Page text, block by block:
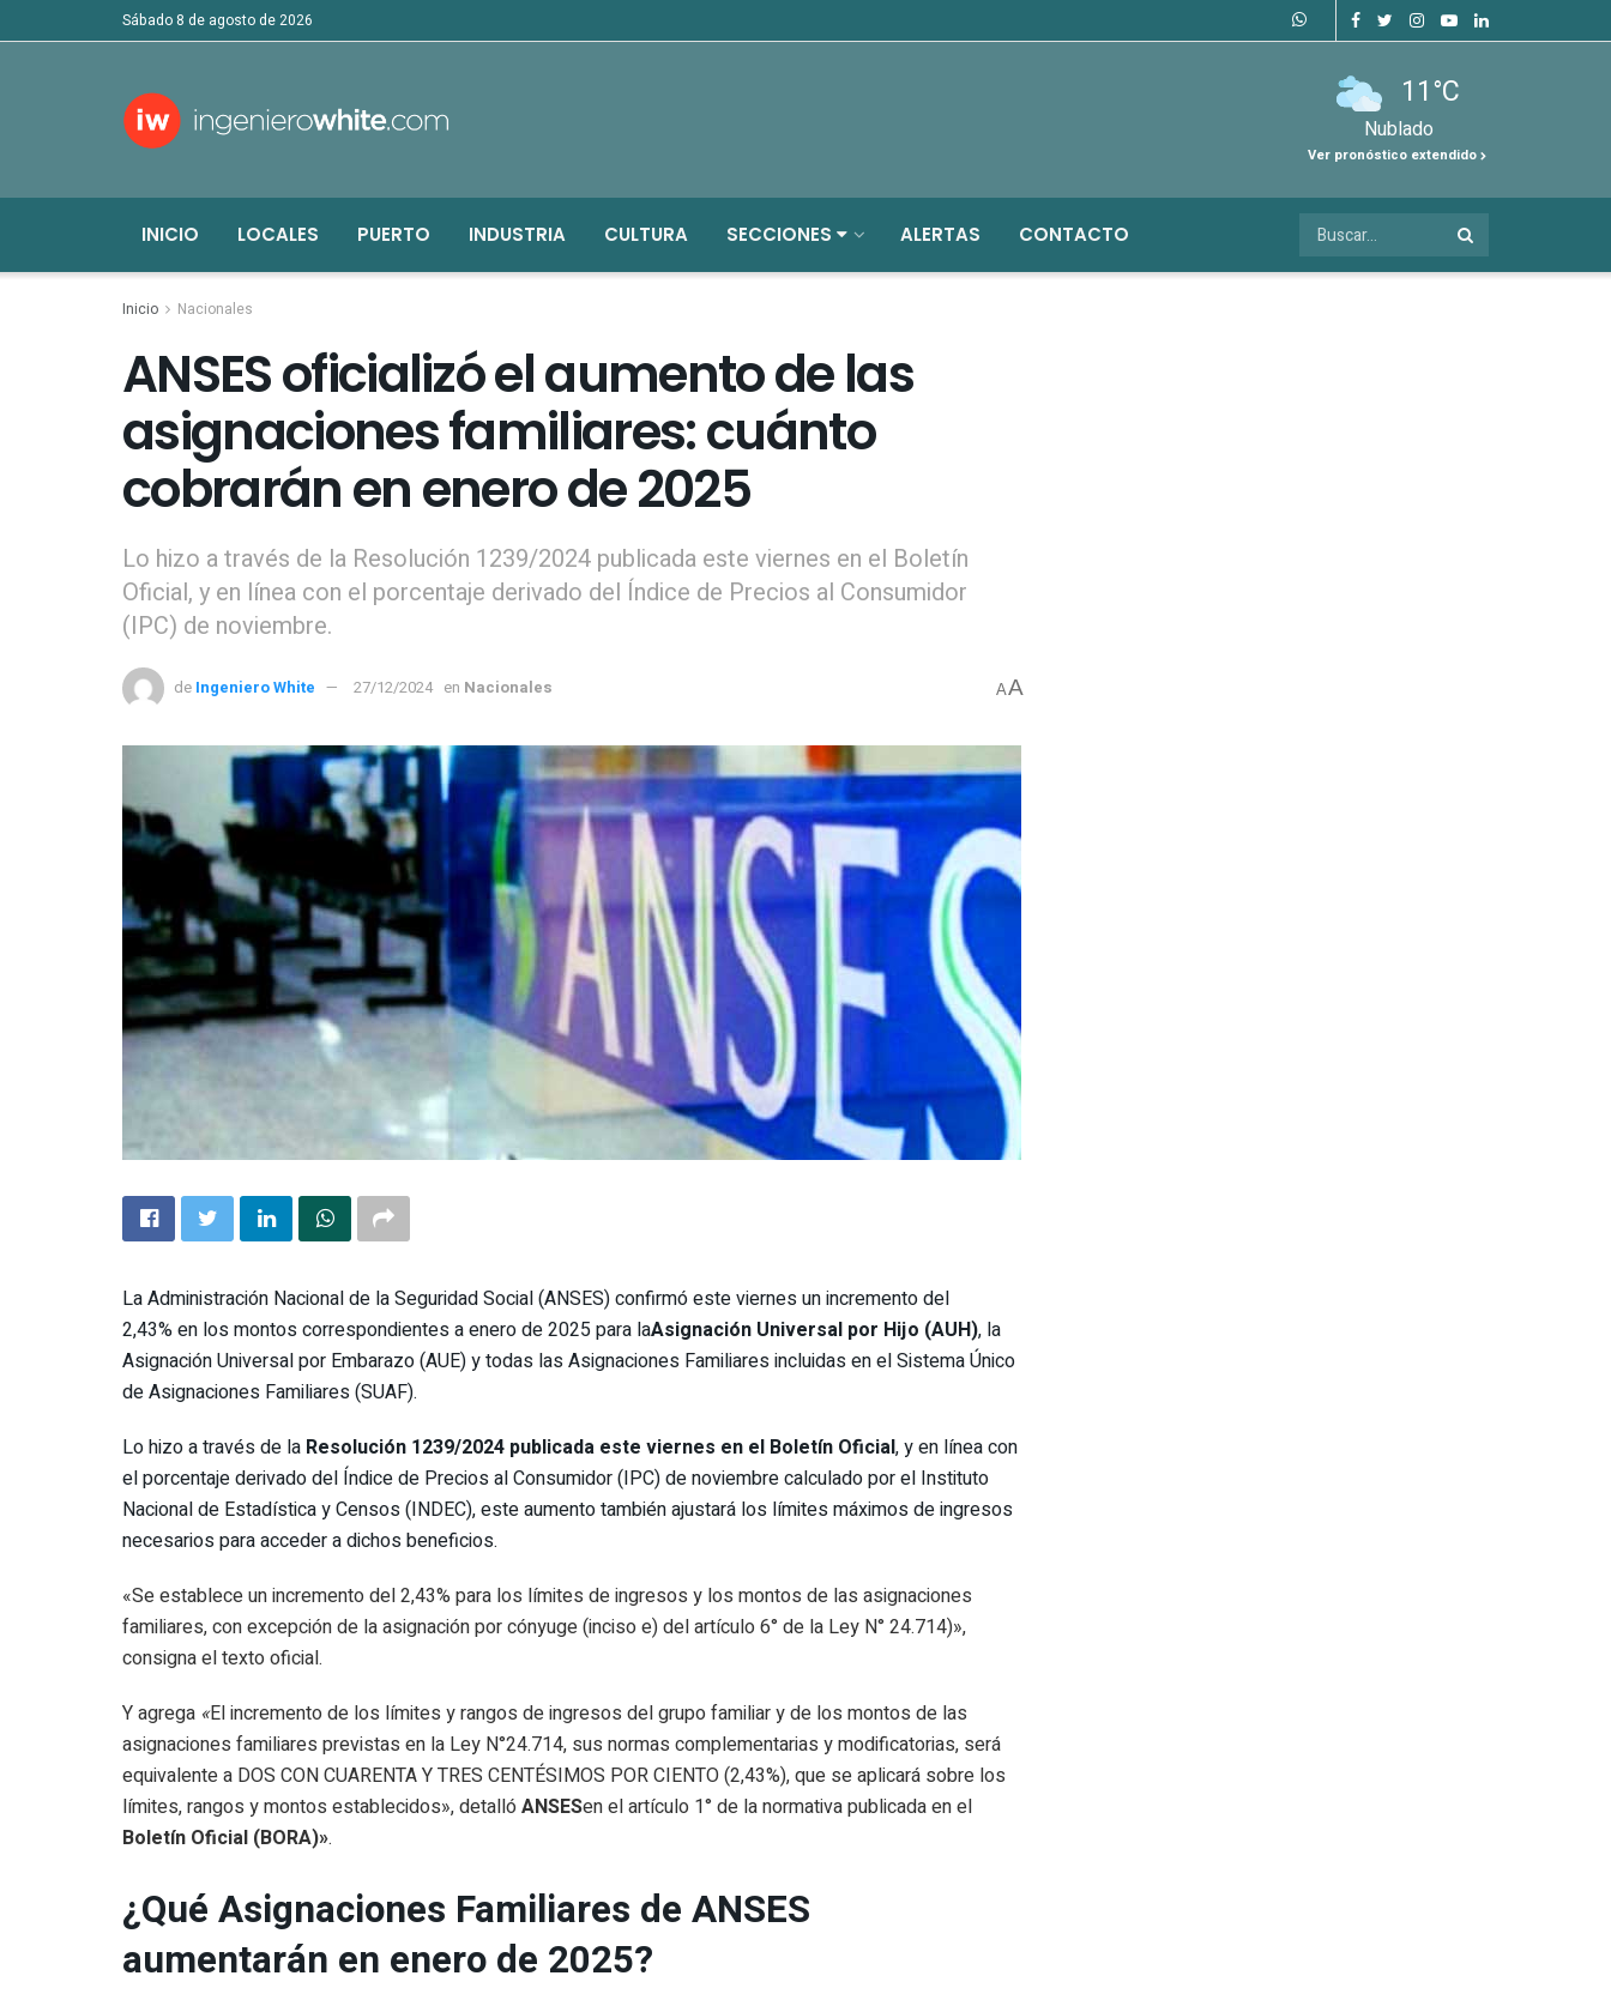
sábado 8 de agosto de 2026
11°C
Nublado
Ver pronóstico extendido
INICIO LOCALES PUERTO INDUSTRIA CULTURA SECCIONES ALERTAS CONTACTO
Inicio Nacionales
ANSES oficializó el aumento de las
asignaciones familiares: cuánto
cobrarán en enero de 2025
Lo hizo a través de la Resolución 1239/2024 publicada este viernes en el Boletín
Oficial, y en línea con el porcentaje derivado del Índice de Precios al Consumidor
(IPC) de noviembre.
de Ingeniero White 27/12/2024 en Nacionales AA
La Administración Nacional de la Seguridad Social (ANSES) confirmó este viernes un incremento del
2,43% en los montos correspondientes a enero de 2025 para laAsignación Universal por Hijo (AUH), la
Asignación Universal por Embarazo (AUE) y todas las Asignaciones Familiares incluidas en el Sistema Único
de Asignaciones Familiares (SUAF).
Lo hizo a través de la Resolución 1239/2024 publicada este viernes en el Boletín Oficial, y en línea con
el porcentaje derivado del Índice de Precios al Consumidor (IPC) de noviembre calculado por el Instituto
Nacional de Estadística y Censos (INDEC), este aumento también ajustará los límites máximos de ingresos
necesarios para acceder a dichos beneficios.
«Se establece un incremento del 2,43% para los límites de ingresos y los montos de las asignaciones
familiares, con excepción de la asignación por cónyuge (inciso e) del artículo 6° de la Ley N° 24.714)»,
consigna el texto oficial.
Y agrega «El incremento de los límites y rangos de ingresos del grupo familiar y de los montos de las
asignaciones familiares previstas en la Ley N°24.714, sus normas complementarias y modificatorias, será
equivalente a DOS CON CUARENTA Y TRES CENTÉSIMOS POR CIENTO (2,43%), que se aplicará sobre los
límites, rangos y montos establecidos», detallóANSESen el artículo 1° de la normativa publicada en el
Boletín Oficial (BORA)».
¿Qué Asignaciones Familiares de ANSES
aumentarán en enero de 2025?